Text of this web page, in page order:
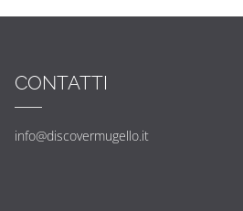
CONTATTI
info@discovermugello.it